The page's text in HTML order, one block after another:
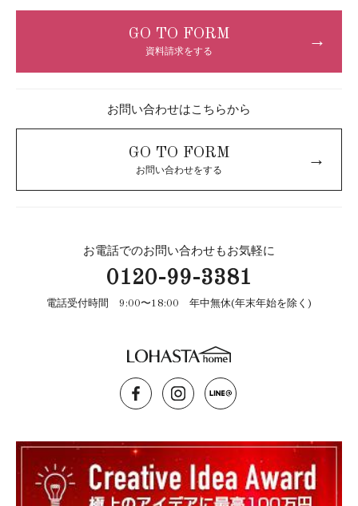
GO TO FORM
資料請求をする
→
お問い合わせはこちらから
GO TO FORM
お問い合わせをする
→
お電話でのお問い合わせもお気軽に
0120-99-3381
電話受付時間 9:00〜18:00 年中無休(年末年始を除く)